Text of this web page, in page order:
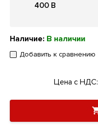
400 В
Наличие: В наличии
Добавить к сравнению
Цена с НДС: